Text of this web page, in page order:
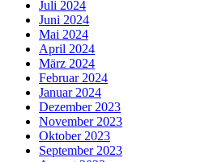
Juli 2024
Juni 2024
Mai 2024
April 2024
März 2024
Februar 2024
Januar 2024
Dezember 2023
November 2023
Oktober 2023
September 2023